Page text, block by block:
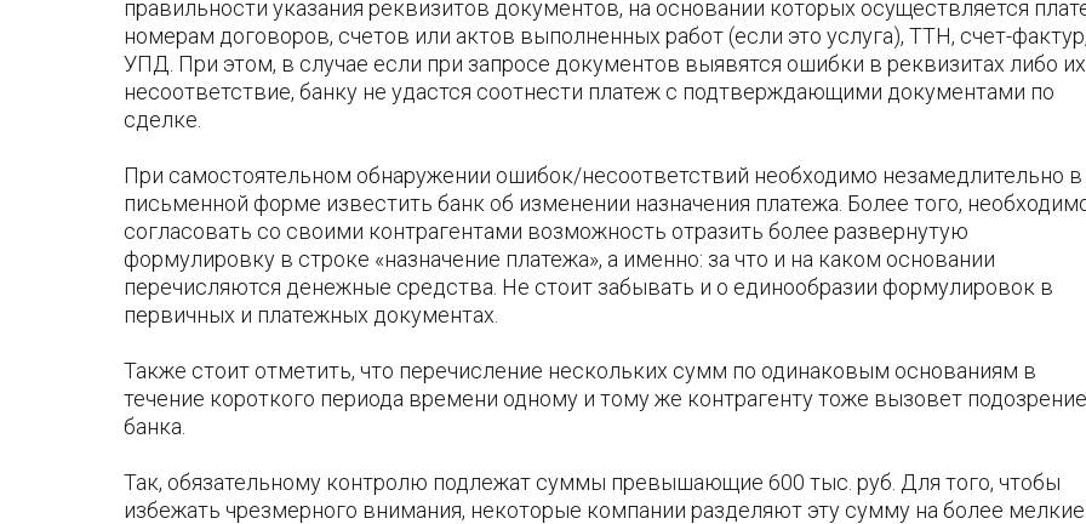
правильности указания реквизитов документов, на основании которых осуществляется
номерам договоров, счетов или актов выполненных работ (если это услуга), ТТН, счет-фактур,
УПД. При этом, в случае если при запросе документов выявятся ошибки в реквизитах либо их
несоответствие, банку не удастся соотнести платеж с подтверждающими документами по
сделке.
При самостоятельном обнаружении ошибок/несоответствий необходимо незамедлительно в
письменной форме известить банк об изменении назначения платежа. Более того,
согласовать со своими контрагентами возможность отразить более развернутую
формулировку в строке «назначение платежа», а именно: за что и на каком основании
перечисляются денежные средства. Не стоит забывать и о единообразии формулировок в
первичных и платежных документах.
Также стоит отметить, что перечисление нескольких сумм по одинаковым основаниям в
течение короткого периода времени одному и тому же контрагенту тоже вызовет
банка.
Так, обязательному контролю подлежат суммы превышающие 600 тыс. руб. Для того, чтобы
избежать чрезмерного внимания, некоторые компании разделяют эту сумму на более мелкие.